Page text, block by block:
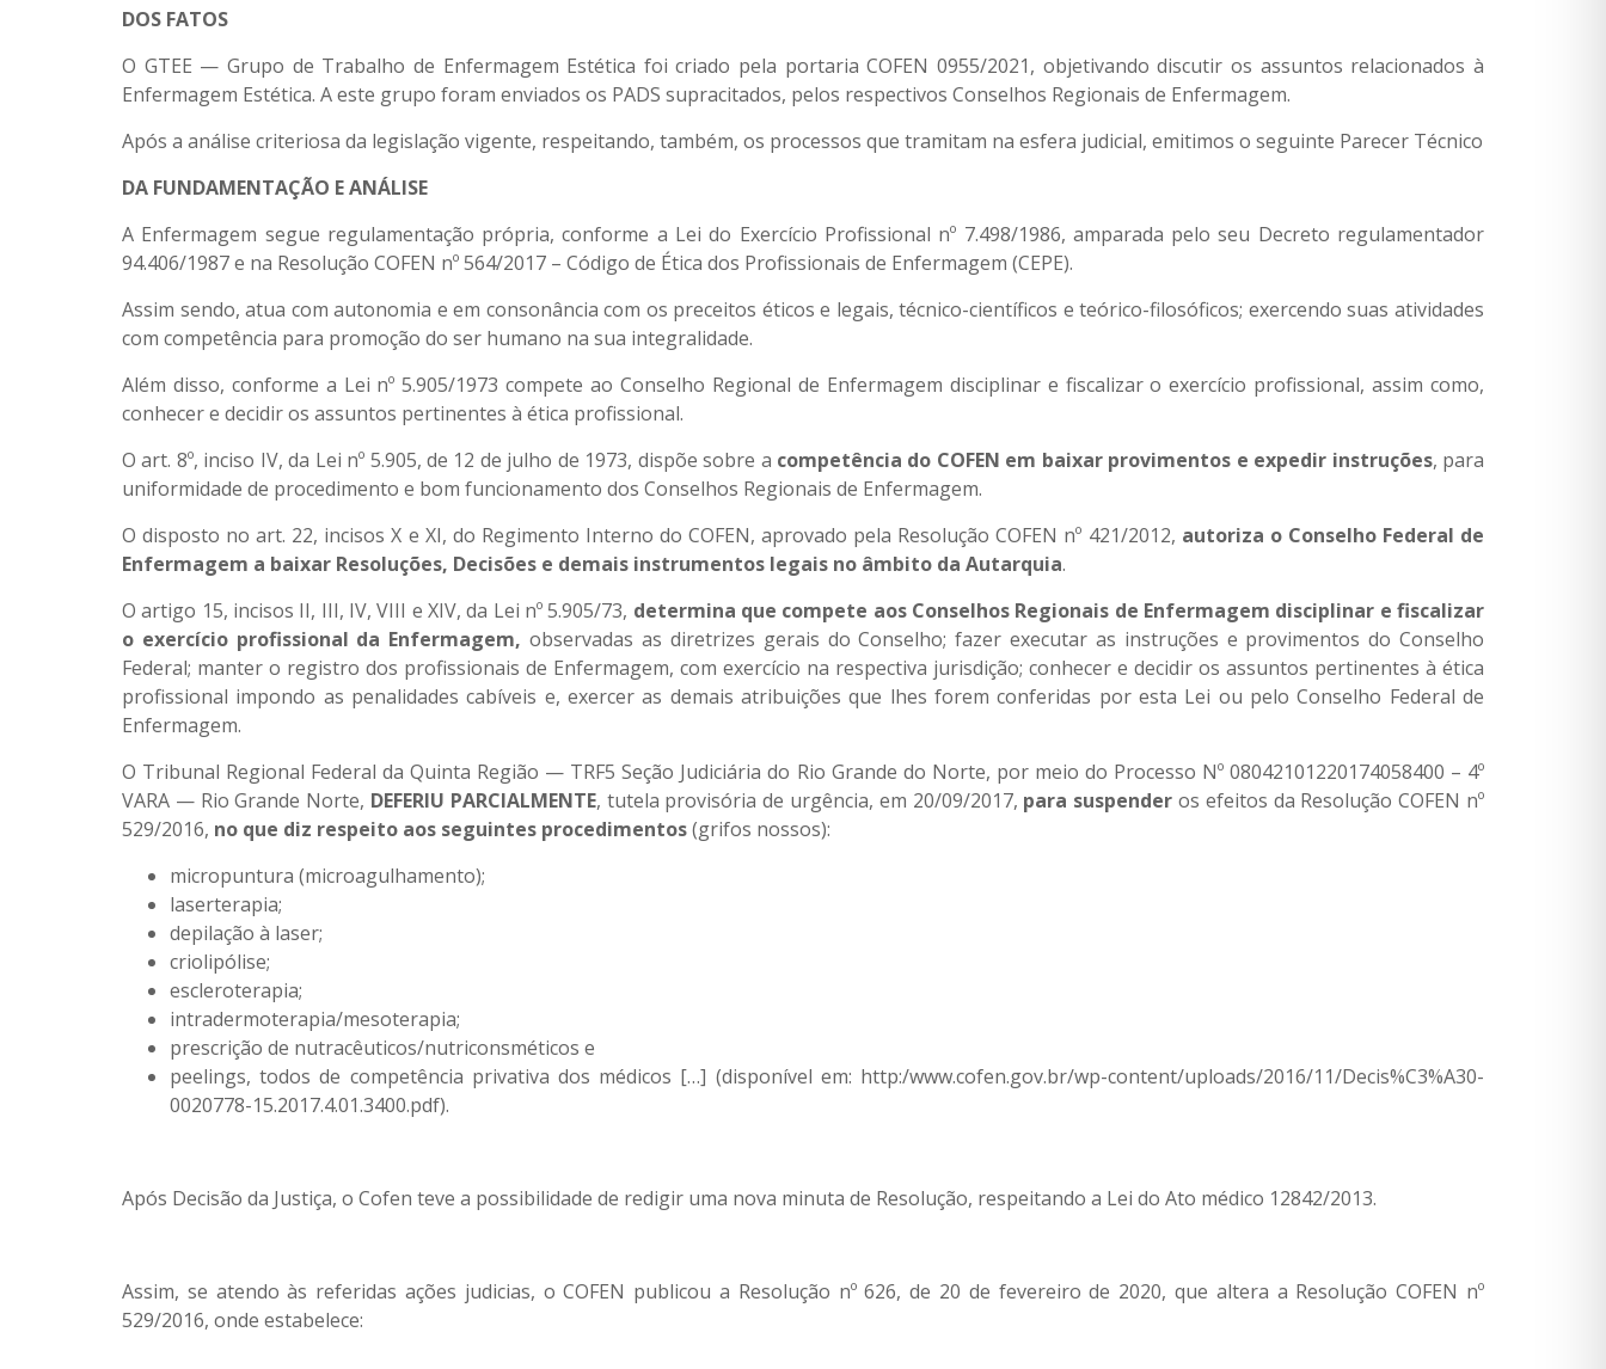
DOS FATOS
O GTEE — Grupo de Trabalho de Enfermagem Estética foi criado pela portaria COFEN 0955/2021, objetivando discutir os assuntos relacionados à
Enfermagem Estética. A este grupo foram enviados os PADS supracitados, pelos respectivos Conselhos Regionais de Enfermagem.
Após a análise criteriosa da legislação vigente, respeitando, também, os processos que tramitam na esfera judicial, emitimos o seguinte Parecer Técnico
DA FUNDAMENTAÇÃO E ANÁLISE
A Enfermagem segue regulamentação própria, conforme a Lei do Exercício Profissional nº 7.498/1986, amparada pelo seu Decreto regulamentador
94.406/1987 e na Resolução COFEN nº 564/2017 – Código de Ética dos Profissionais de Enfermagem (CEPE).
Assim sendo, atua com autonomia e em consonância com os preceitos éticos e legais, técnico-científicos e teórico-filosóficos; exercendo suas atividades
com competência para promoção do ser humano na sua integralidade.
Além disso, conforme a Lei nº 5.905/1973 compete ao Conselho Regional de Enfermagem disciplinar e fiscalizar o exercício profissional, assim como,
conhecer e decidir os assuntos pertinentes à ética profissional.
O art. 8º, inciso IV, da Lei nº 5.905, de 12 de julho de 1973, dispõe sobre a competência do COFEN em baixar provimentos e expedir instruções, para
uniformidade de procedimento e bom funcionamento dos Conselhos Regionais de Enfermagem.
O disposto no art. 22, incisos X e XI, do Regimento Interno do COFEN, aprovado pela Resolução COFEN nº 421/2012, autoriza o Conselho Federal de
Enfermagem a baixar Resoluções, Decisões e demais instrumentos legais no âmbito da Autarquia.
O artigo 15, incisos II, III, IV, VIII e XIV, da Lei nº 5.905/73, determina que compete aos Conselhos Regionais de Enfermagem disciplinar e fiscalizar
o exercício profissional da Enfermagem, observadas as diretrizes gerais do Conselho; fazer executar as instruções e provimentos do Conselho
Federal; manter o registro dos profissionais de Enfermagem, com exercício na respectiva jurisdição; conhecer e decidir os assuntos pertinentes à ética
profissional impondo as penalidades cabíveis e, exercer as demais atribuições que lhes forem conferidas por esta Lei ou pelo Conselho Federal de
Enfermagem.
O Tribunal Regional Federal da Quinta Região — TRF5 Seção Judiciária do Rio Grande do Norte, por meio do Processo Nº 08042101220174058400 – 4º
VARA — Rio Grande Norte, DEFERIU PARCIALMENTE, tutela provisória de urgência, em 20/09/2017, para suspender os efeitos da Resolução COFEN nº
529/2016, no que diz respeito aos seguintes procedimentos(grifos nossos):
micropuntura (microagulhamento);
laserterapia;
depilação à laser;
criolipólise;
escleroterapia;
intradermoterapia/mesoterapia;
prescrição de nutracêuticos/nutriconsméticos e
peelings, todos de competência privativa dos médicos […] (disponível em: http:/www.cofen.gov.br/wp-content/uploads/2016/11/Decis%C3%A30-
0020778-15.2017.4.01.3400.pdf).
Após Decisão da Justiça, o Cofen teve a possibilidade de redigir uma nova minuta de Resolução, respeitando a Lei do Ato médico 12842/2013.
Assim, se atendo às referidas ações judicias, o COFEN publicou a Resolução nº 626, de 20 de fevereiro de 2020, que altera a Resolução COFEN nº
529/2016, onde estabelece: